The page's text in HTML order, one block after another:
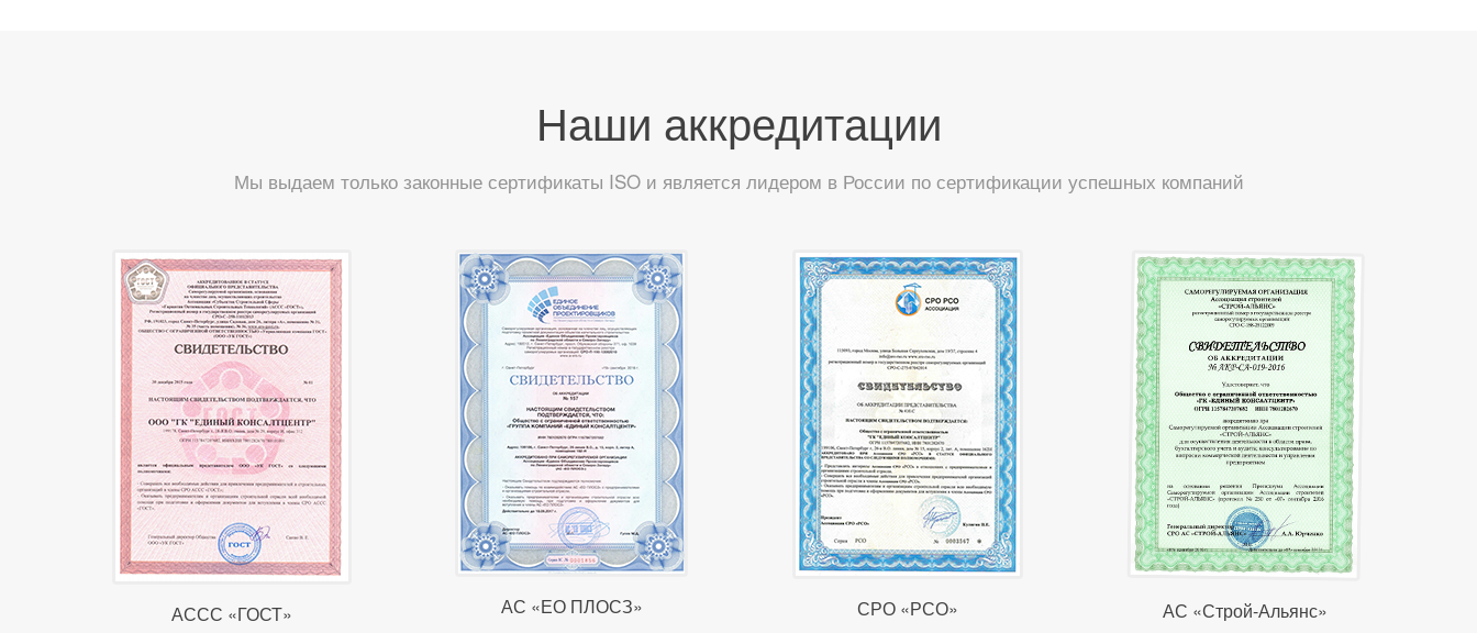
Наши аккредитации
Мы выдаем только законные сертификаты ISO и является лидером в России по сертификации успешных компаний
АССС «ГОСТ» АС «ЕО ПЛОСЗ» СРО «РСО» АС «Строй-Альянс»